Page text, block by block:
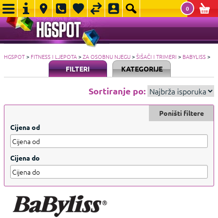
0
HGSPOT> FITNESS I LJEPOTA>ZA OSOBNU NJEGU>ŠIŠAČI I TRIMERI > BABYLISS>
FILTERI KATEGORIJE
Sortiranje po:
Cijena od
Cijena do
Poništi filtere